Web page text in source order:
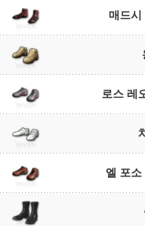
매드시
로스 레
엘 포소